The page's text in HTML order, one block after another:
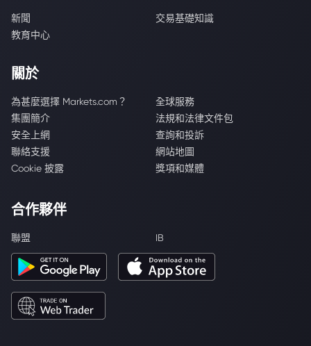
新聞
交易基礎知識
教育中心
關於
為甚麼選擇 Markets.com？
全球服務
集團簡介
法規和法律文件包
安全上網
查詢和投訴
聯絡支援
網站地圖
Cookie 披露
獎項和媒體
合作夥伴
聯盟 IB